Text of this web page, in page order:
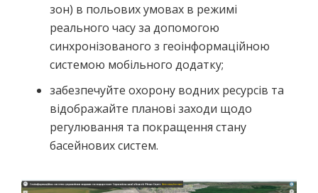
зон) в польових умовах в режимі
реального часу за допомогою
синхронізованого з геоінформаційною
системою мобільного додатку;
забезпечуйте охорону водних ресурсів та
відображайте планові заходи щодо
регулювання та покращення стану
басейнових систем.